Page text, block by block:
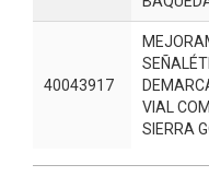
40043917
VIAL
SIERRA